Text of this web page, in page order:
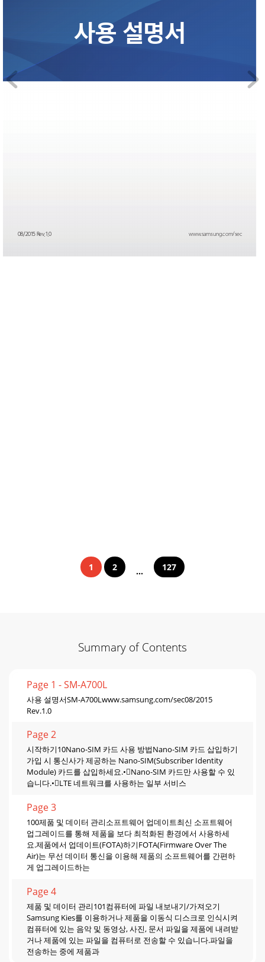
사용 설명서
www.samsung.com/sec
08/2015 Rev.1.0
1 2 ... 127
Summary of Contents
Page 1 - SM-A700L
사용 설명서SM-A700Lwww.samsung.com/sec08/2015
Rev.1.0
Page 2
시작하기10Nano-SIM 카드 사용 방법Nano-SIM 카드 삽입하기
가입 시 통신사가 제공하는 Nano-SIM(Subscriber Identity
Module) 카드를 삽입하세요.•Nano-SIM 카드만 사용할 수 있
습니다.•LTE 네트워크를 사용하는 일부 서비스
Page 3
100제품 및 데이터 관리소프트웨어 업데이트최신 소프트웨어
업그레이드를 통해 제품을 보다 최적화된 환경에서 사용하세
요.제품에서 업데이트(FOTA)하기FOTA(Firmware Over The
Air)는 무선 데이터 통신을 이용해 제품의 소프트웨어를 간편하
게 업그레이드하는
Page 4
제품 및 데이터 관리101컴퓨터에 파일 내보내기/가져오기
Samsung Kies를 이용하거나 제품을 이동식 디스크로 인식시켜
컴퓨터에 있는 음악 및 동영상, 사진, 문서 파일을 제품에 내려받
거나 제품에 있는 파일을 컴퓨터로 전송할 수 있습니다.파일을
전송하는 중에 제품과